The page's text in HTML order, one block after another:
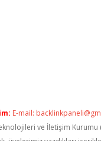
E-mail:
ve İletişim